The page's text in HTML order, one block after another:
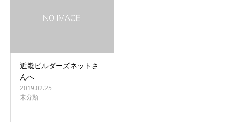
近畿ビルダーズネットさ
んへ
2019.02.25
未分類